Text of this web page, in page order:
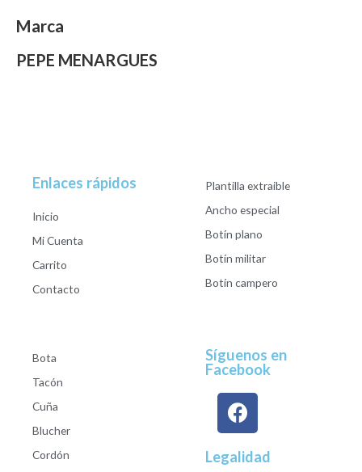
Marca
PEPE MENARGUES
Enlaces rápidos
Inicio
Mi Cuenta
Carrito
Contacto
Plantilla extraible
Ancho especial
Botín plano
Botín militar
Botín campero
Bota
Tacón
Cuña
Blucher
Cordón
Síguenos en
Facebook
Legalidad